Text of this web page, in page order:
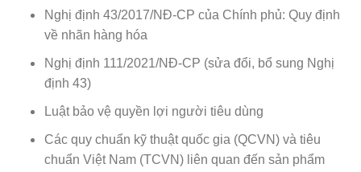
Nghị định 43/2017/NĐ-CP của Chính phủ: Quy định
về nhãn hàng hóa
Nghị định 111/2021/NĐ-CP (sửa đổi, bổ sung Nghị
định 43)
Luật bảo vệ quyền lợi người tiêu dùng
Các quy chuẩn kỹ thuật quốc gia (QCVN) và tiêu
chuẩn Việt Nam (TCVN) liên quan đến sản phẩm